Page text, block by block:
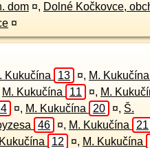
dom ¤, Dolné Kočkovce,
¤
Kukučína 13 ¤, M. Kukučína
M. Kukučína 11 ¤, M.
¤, M. Kukučína 20 ¤, Š.
46 ¤, M. Kukučína 21
12 ¤, M. Kukučína